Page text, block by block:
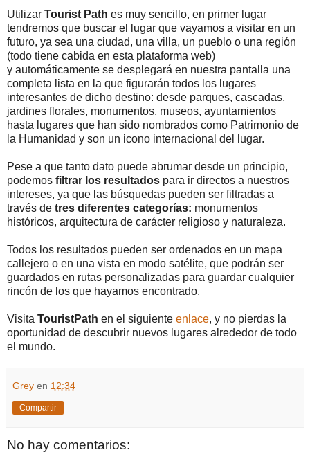
Utilizar Tourist Path es muy sencillo, en primer lugar
tendremos que buscar el lugar que vayamos a visitar en un
futuro, ya sea una ciudad, una villa, un pueblo o una región
(todo tiene cabida en esta plataforma web)
y automáticamente se desplegará en nuestra pantalla una
completa lista en la que figurarán todos los lugares
interesantes de dicho destino: desde parques, cascadas,
jardines florales, monumentos, museos, ayuntamientos
hasta lugares que han sido nombrados como Patrimonio de
la Humanidad y son un icono internacional del lugar.
Pese a que tanto dato puede abrumar desde un principio,
podemos filtrar los resultados para ir directos a nuestros
intereses, ya que las búsquedas pueden ser filtradas a
través de tres diferentes categorías: monumentos
históricos, arquitectura de carácter religioso y naturaleza.
Todos los resultados pueden ser ordenados en un mapa
callejero o en una vista en modo satélite, que podrán ser
guardados en rutas personalizadas para guardar cualquier
rincón de los que hayamos encontrado.
Visita TouristPath en el siguiente enlace, y no pierdas la
oportunidad de descubrir nuevos lugares alrededor de todo
el mundo.
Grey en 12:34
Compartir
No hay comentarios: